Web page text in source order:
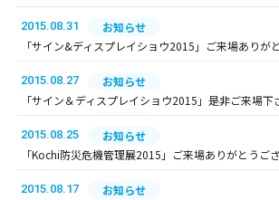
2015.08.31
お知らせ
「サイン&ディスプレイショウ2015」ご来場ありが
2015.08.27
お知らせ
「サイン＆ディスプレイショウ2015」是非ご来場下
2015.08.25
お知らせ
「Kochi防災危機管理展2015」ご来場ありがとうご
2015.08.17
お知らせ